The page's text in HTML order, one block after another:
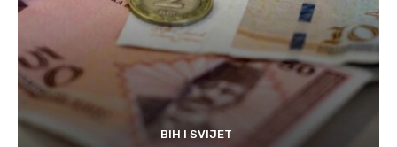
BIH I SVIJET